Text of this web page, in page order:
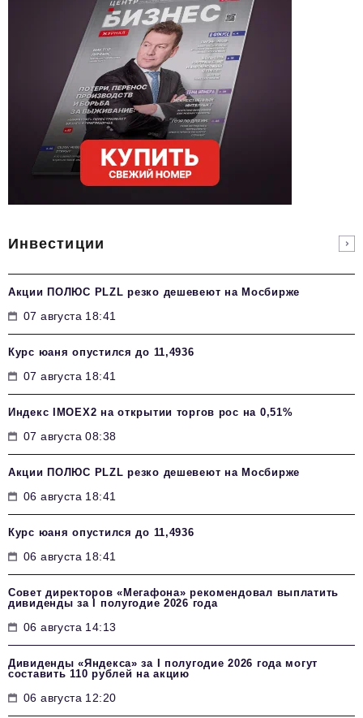
Инвестиции
Акции ПОЛЮС PLZL резко дешевеют на Мосбирже
07 августа 18:41
Курс юаня опустился до 11,4936
07 августа 18:41
Индекс IMOEX2 на открытии торгов рос на 0,51%
07 августа 08:38
Акции ПОЛЮС PLZL резко дешевеют на Мосбирже
06 августа 18:41
Курс юаня опустился до 11,4936
06 августа 18:41
Совет директоров «Мегафона» рекомендовал выплатить
дивиденды за I полугодие 2026 года
06 августа 14:13
Дивиденды «Яндекса» за I полугодие 2026 года могут
составить 110 рублей на акцию
06 августа 12:20